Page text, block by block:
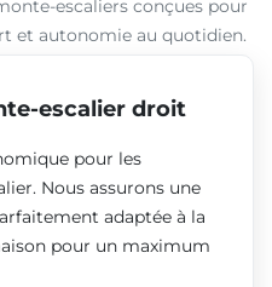
escaliers conçues pour
et autonomie au quotidien.
escalier droit
pour les
Nous assurons une
adaptée à la
pour un maximum